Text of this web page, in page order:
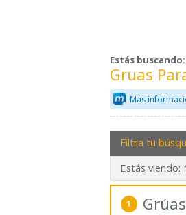
Estás buscando:
Gruas
Mas
Filtra tu
Estás viendo:
1